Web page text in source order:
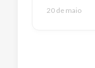
20 de maio